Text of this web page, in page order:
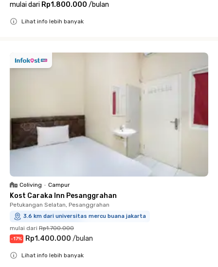
mulai dari Rp1.800.000 /bulan
Lihat info lebih banyak
Coliving • Campur
Kost Caraka Inn Pesanggrahan
Petukangan Selatan, Pesanggrahan
3.6 km dari universitas mercu buana jakarta
mulai dari Rp1.700.000
-17% Rp1.400.000 /bulan
Lihat info lebih banyak